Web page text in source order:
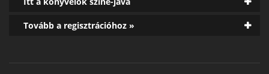
Tovább a regisztrációhoz »